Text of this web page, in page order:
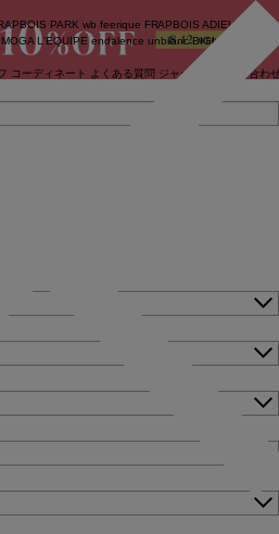
PARK wb feerique FRAPBOIS ADIEU
MOGA L'EQUIPE endalence unbilanc BIGI online store
コーディネート よくある質問 ジャーナル お問い合わ